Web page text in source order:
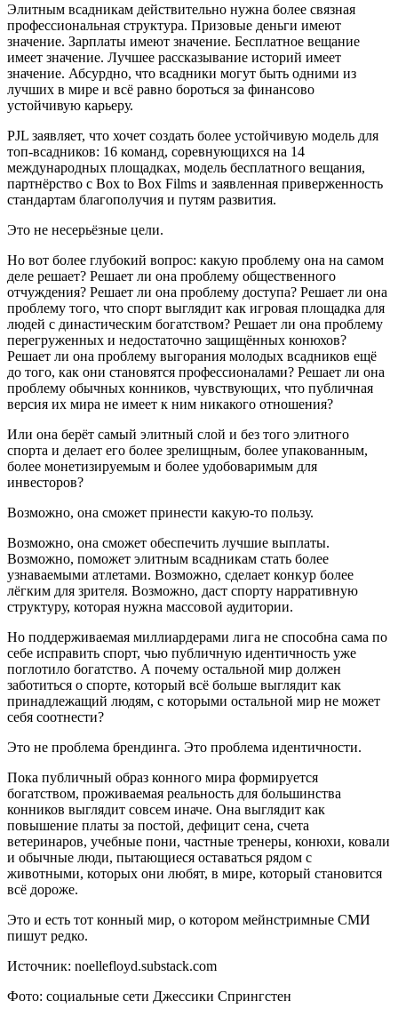
Элитным всадникам действительно нужна более связная
профессиональная структура. Призовые деньги имеют
значение. Зарплаты имеют значение. Бесплатное вещание
имеет значение. Лучшее рассказывание историй имеет
значение. Абсурдно, что всадники могут быть одними из
лучших в мире и всё равно бороться за финансово
устойчивую карьеру.
PJL заявляет, что хочет создать более устойчивую модель для
топ-всадников: 16 команд, соревнующихся на 14
международных площадках, модель бесплатного вещания,
партнёрство с Box to Box Films и заявленная приверженность
стандартам благополучия и путям развития.
Это не несерьёзные цели.
Но вот более глубокий вопрос: какую проблему она на самом
деле решает? Решает ли она проблему общественного
отчуждения? Решает ли она проблему доступа? Решает ли она
проблему того, что спорт выглядит как игровая площадка для
людей с династическим богатством? Решает ли она проблему
перегруженных и недостаточно защищённых конюхов?
Решает ли она проблему выгорания молодых всадников ещё
до того, как они становятся профессионалами? Решает ли она
проблему обычных конников, чувствующих, что публичная
версия их мира не имеет к ним никакого отношения?
Или она берёт самый элитный слой и без того элитного
спорта и делает его более зрелищным, более упакованным,
более монетизируемым и более удобоваримым для
инвесторов?
Возможно, она сможет принести какую-то пользу.
Возможно, она сможет обеспечить лучшие выплаты.
Возможно, поможет элитным всадникам стать более
узнаваемыми атлетами. Возможно, сделает конкур более
лёгким для зрителя. Возможно, даст спорту нарративную
структуру, которая нужна массовой аудитории.
Но поддерживаемая миллиардерами лига не способна сама по
себе исправить спорт, чью публичную идентичность уже
поглотило богатство. А почему остальной мир должен
заботиться о спорте, который всё больше выглядит как
принадлежащий людям, с которыми остальной мир не может
себя соотнести?
Это не проблема брендинга. Это проблема идентичности.
Пока публичный образ конного мира формируется
богатством, проживаемая реальность для большинства
конников выглядит совсем иначе. Она выглядит как
повышение платы за постой, дефицит сена, счета
ветеринаров, учебные пони, частные тренеры, конюхи, ковали
и обычные люди, пытающиеся оставаться рядом с
животными, которых они любят, в мире, который становится
всё дороже.
Это и есть тот конный мир, о котором мейнстримные СМИ
пишут редко.
Источник: noellefloyd.substack.com
Фото: социальные сети Джессики Спрингстен